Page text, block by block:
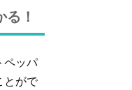
！
ペッパ
とがで